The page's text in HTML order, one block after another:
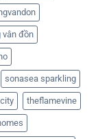
vân đồn
sonasea sparkling
theflamevine